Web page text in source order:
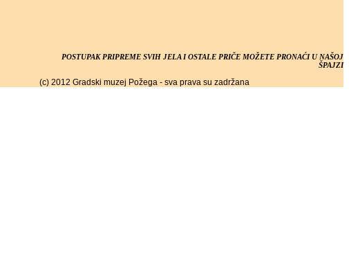
POSTUPAK PRIPREME SVIH JELA I OSTALE PRIČE MOŽETE PRONAĆI U NAŠOJ
ŠPAJZI
(c) 2012 Gradski muzej Požega - sva prava su zadržana